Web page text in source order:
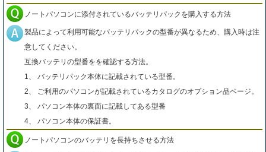
ノートパソコンに添付されているバッテリパックを購入する方法
製品によって利用可能なバッテリパックの型番が異なるため、購入時は注
意してください。
互換バッテリの型番をを確認する方法。
1、 バッテリパック本体に記載されている型番。
2、 ご利用のパソコンが記載されているカタログのオプション品ページ。
3、 パソコン本体の裏面に記載してある型番
4、 パソコン本体の保証書。
ノートパソコンのバッテリを長持ちさせる方法